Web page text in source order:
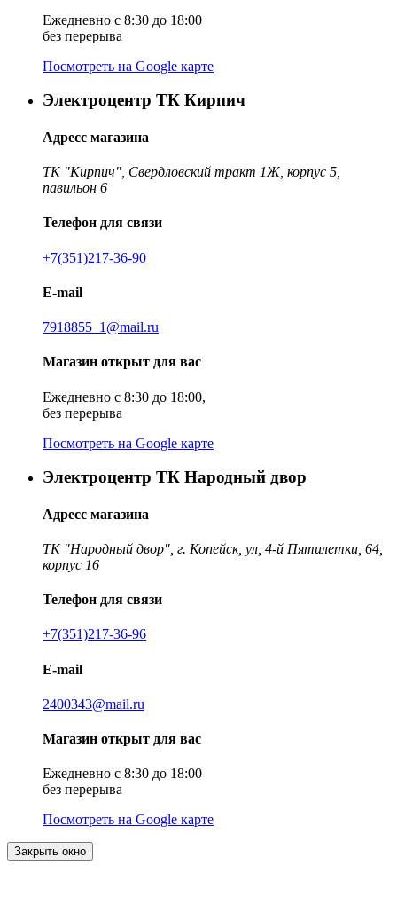
Ежедневно с 8:30 до 18:00
без перерыва
Посмотреть на Google карте
Электроцентр ТК Кирпич
Адресс магазина
ТК "Кирпич", Свердловский тракт 1Ж, корпус 5,
павильон 6
Телефон для связи
+7(351)217-36-90
E-mail
7918855_1@mail.ru
Магазин открыт для вас
Ежедневно с 8:30 до 18:00,
без перерыва
Посмотреть на Google карте
Электроцентр ТК Народный двор
Адресс магазина
ТК "Народный двор", г. Копейск, ул, 4-й Пятилетки, 64,
корпус 16
Телефон для связи
+7(351)217-36-96
E-mail
2400343@mail.ru
Магазин открыт для вас
Ежедневно с 8:30 до 18:00
без перерыва
Посмотреть на Google карте
Закрыть окно